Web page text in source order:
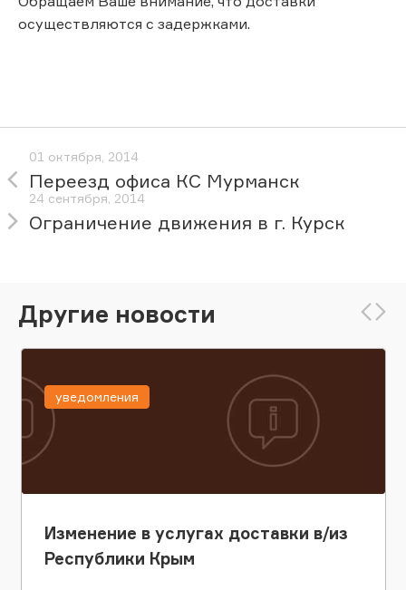
осуществляются с задержками.
01 октября, 2014
Переезд офиса КС Мурманск
24 сентября, 2014
Ограничение движения в г. Курск
Другие новости
Изменение в услугах доставки в/из
Республики Крым
уведомления